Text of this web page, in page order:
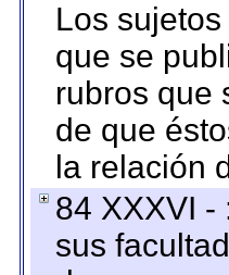
Los
que se
rubros que
de que
la relación
84 XXXVI -
sus